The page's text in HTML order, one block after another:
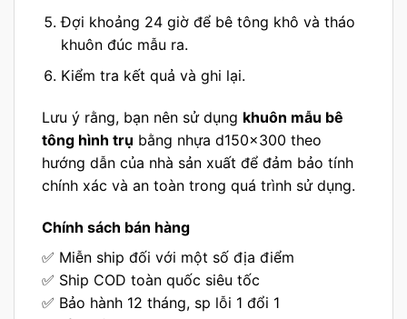
Đợi khoảng 24 giờ để bê tông khô và tháo
khuôn đúc mẫu ra.
Kiểm tra kết quả và ghi lại.
Lưu ý rằng, bạn nên sử dụng khuôn mẫu bê
tông hình trụ bằng nhựa d150x300 theo
hướng dẫn của nhà sản xuất để đảm bảo tính
chính xác và an toàn trong quá trình sử dụng.
Chính sách bán hàng
✅ Miễn ship đối với một số địa điểm
✅ Ship COD toàn quốc siêu tốc
✅ Bảo hành 12 tháng, sp lỗi 1 đổi 1